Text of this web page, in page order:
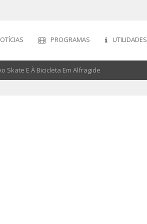
PROGRAMAS UTILIDADES
Skate E À Bicicleta Em Alfragide